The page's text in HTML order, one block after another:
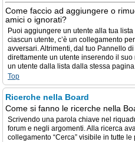
Come faccio ad aggiungere o
amici o ignorati?
Puoi aggiungere un utente alla tua
ciascun utente, c’è un collegamento
avversari. Altrimenti, dal tuo Pannello
direttamente un utente inserendo il
un utente dalla lista dalla stessa
Top
Ricerche nella Board
Come si fanno le ricerche nella
Scrivendo una parola chiave nel
forum e negli argomenti. Alla ricerca
collegamento “Cerca” visibile in tutte le